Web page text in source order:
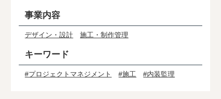
事業内容
デザイン・設計 施工・制作管理
キーワード
#プロジェクトマネジメント #施工 #内装監理